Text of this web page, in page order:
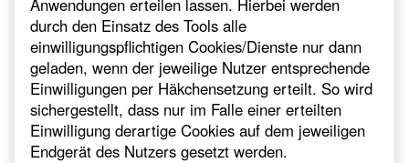
Anwendungen erteilen lassen. Hierbei werden
durch den Einsatz des Tools alle
einwilligungspflichtigen Cookies/Dienste nur dann
geladen, wenn der jeweilige Nutzer entsprechende
Einwilligungen per Häkchensetzung erteilt. So wird
sichergestellt, dass nur im Falle einer erteilten
Einwilligung derartige Cookies auf dem jeweiligen
Endgerät des Nutzers gesetzt werden.